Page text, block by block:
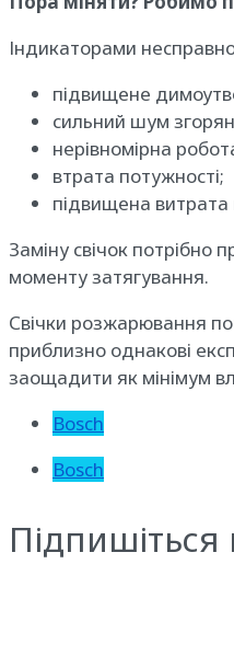
Індикаторами
підвищене
сильний шум
нерівномірна
втрата потужності;
підвищена витрата
Заміну свічок
моменту затягування.
Свічки розжарювання
приблизно однакові
заощадити як мінімум
Bosch
Bosch